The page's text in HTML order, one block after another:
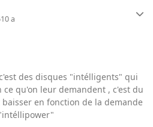
10 a
des disques "intélligents" qui
qu'on leur demandent , c'est du
en fonction de la demande